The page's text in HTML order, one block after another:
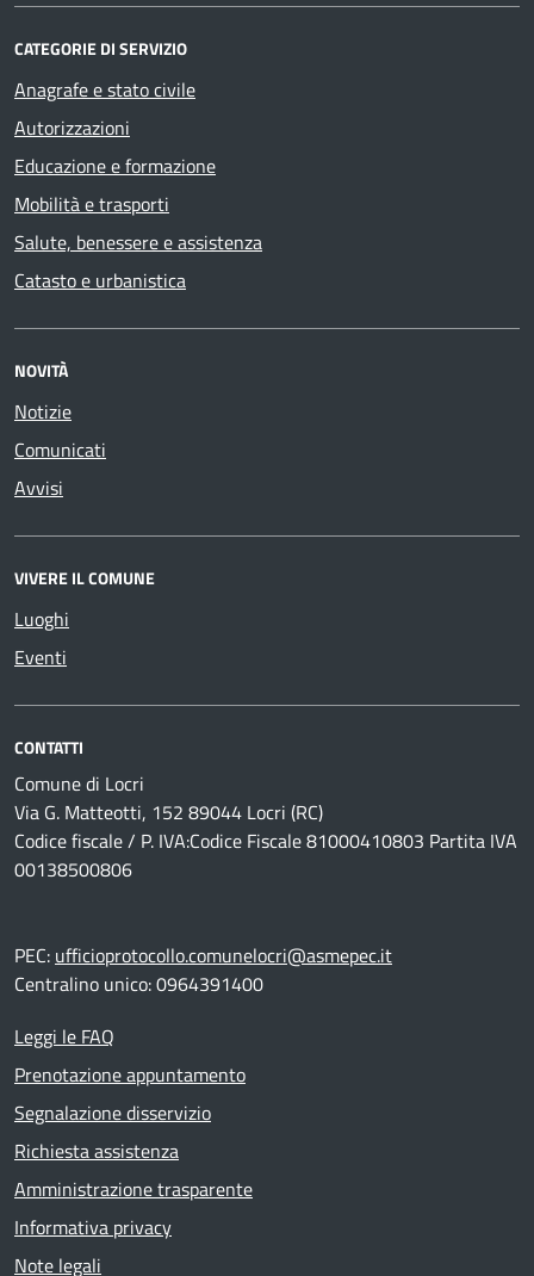
CATEGORIE DI SERVIZIO
Anagrafe e stato civile
Autorizzazioni
Educazione e formazione
Mobilità e trasporti
Salute, benessere e assistenza
Catasto e urbanistica
NOVITÀ
Notizie
Comunicati
Avvisi
VIVERE IL COMUNE
Luoghi
Eventi
CONTATTI
Comune di Locri
Via G. Matteotti, 152 89044 Locri (RC)
Codice fiscale / P. IVA:Codice Fiscale 81000410803 Partita IVA
00138500806
PEC: ufficioprotocollo.comunelocri@asmepec.it
Centralino unico: 0964391400
Leggi le FAQ
Prenotazione appuntamento
Segnalazione disservizio
Richiesta assistenza
Amministrazione trasparente
Informativa privacy
Note legali